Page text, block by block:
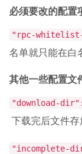
必须要改的配置
"rpc-
名单就只能在白
其他一些配置文
"download-
下载完后文件存
"incomplete-